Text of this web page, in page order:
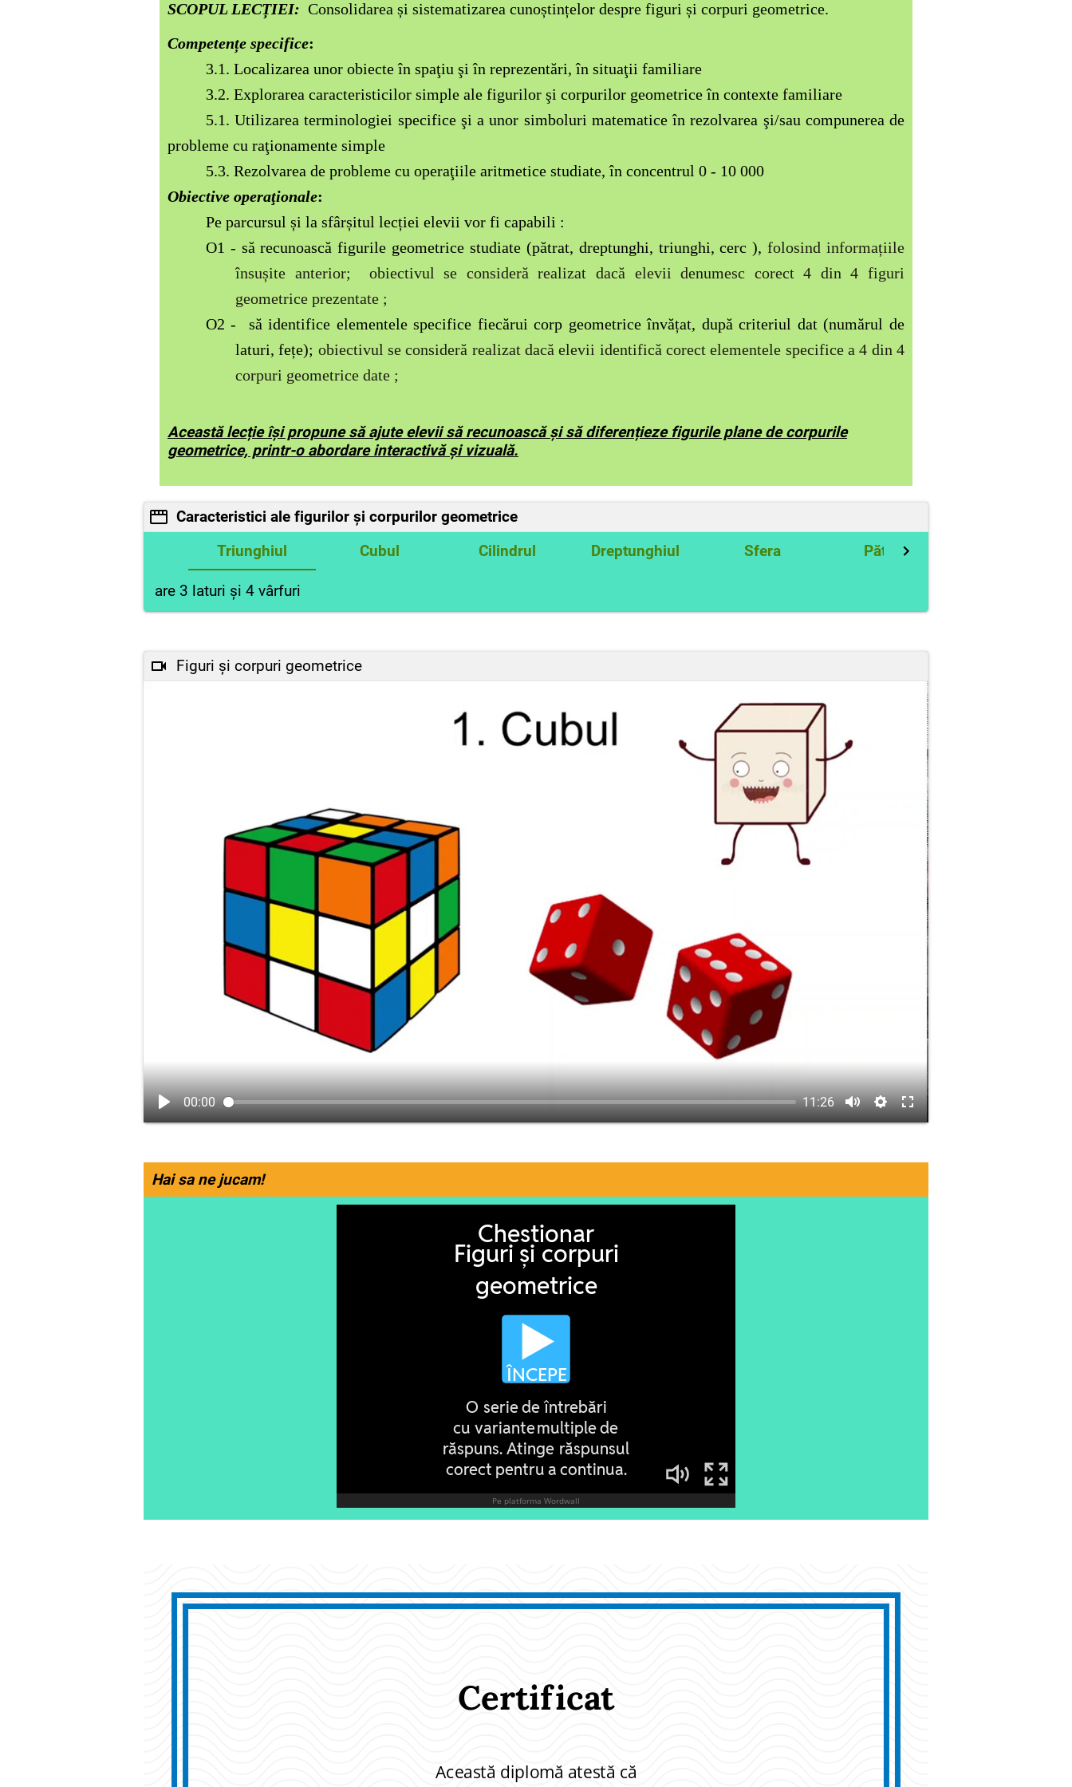
SCOPUL LECȚIEI: Consolidarea și sistematizarea cunoștințelor despre figuri și corpuri geometrice.
Competențe specifice:
3.1. Localizarea unor obiecte în spaţiu şi în reprezentări, în situaţii familiare
3.2. Explorarea caracteristicilor simple ale figurilor şi corpurilor geometrice în contexte familiare
5.1. Utilizarea terminologiei specifice şi a unor simboluri matematice în rezolvarea şi/sau compunerea de
probleme cu raţionamente simple
5.3. Rezolvarea de probleme cu operaţiile aritmetice studiate, în concentrul 0 - 10 000
Obiective operaţionale:
Pe parcursul și la sfârșitul lecției elevii vor fi capabili :
O1 - să recunoască figurile geometrice studiate (pătrat, dreptunghi, triunghi, cerc ), folosindinformațiile
însușite anterior; obiectivul se consideră realizat dacă elevii denumesc corect 4 din 4 figuri
geometrice prezentate ;
O2 - să identifice elementele specifice fiecărui corp geometrice învățat, după criteriul dat (numărul de
laturi, fețe); obiectivul se consideră realizat dacă elevii identifică corect elementele specifice a 4 din 4
corpuri geometrice date ;
Această lecție își propune să ajute elevii să recunoască și să diferențieze figurile plane de corpurile
geometrice, printr-o abordare interactivă și vizuală.
Caracteristici ale figurilor și corpurilor geometrice
Triunghiul
Cubul Cilindrul Dreptunghiul Sfera Pătratul
are 3 laturi şi 4 vârfuri
Figuri și corpuri geometrice
00:00 11:26
Hai sa ne jucam!
Certificat
Această diplomă atestă că